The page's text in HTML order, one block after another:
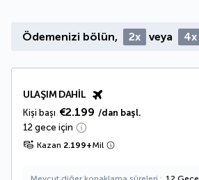
Ödemenizi bölün, 2x veya 4x
ULAŞIM DAHIL
Kişi başı €2.199 /dan başl.
12 gece için
Kazan 2.199+Mil